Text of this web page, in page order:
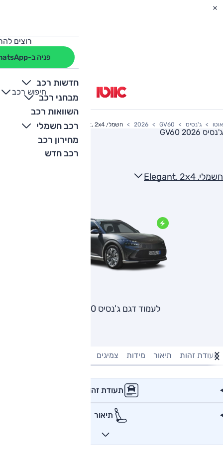
רוצים
פניה ב-WhatsApp
חדשות רכב
מבחני רכב
השוואות רכב
רכב חשמלי
מחירון רכב
רכב חדש
חיפוש רכב
+
-
אוטו ג'נסיס GV60
2026 חשמלי, Elegant, 2x4
ג'נסיס GV60 2026
חשמלי, Elegant, 2x4
לעמוד דגם ג'נסיס GV60
תעודת זהות תיאור מידות צמיגים
תעודת זהות
תיאור